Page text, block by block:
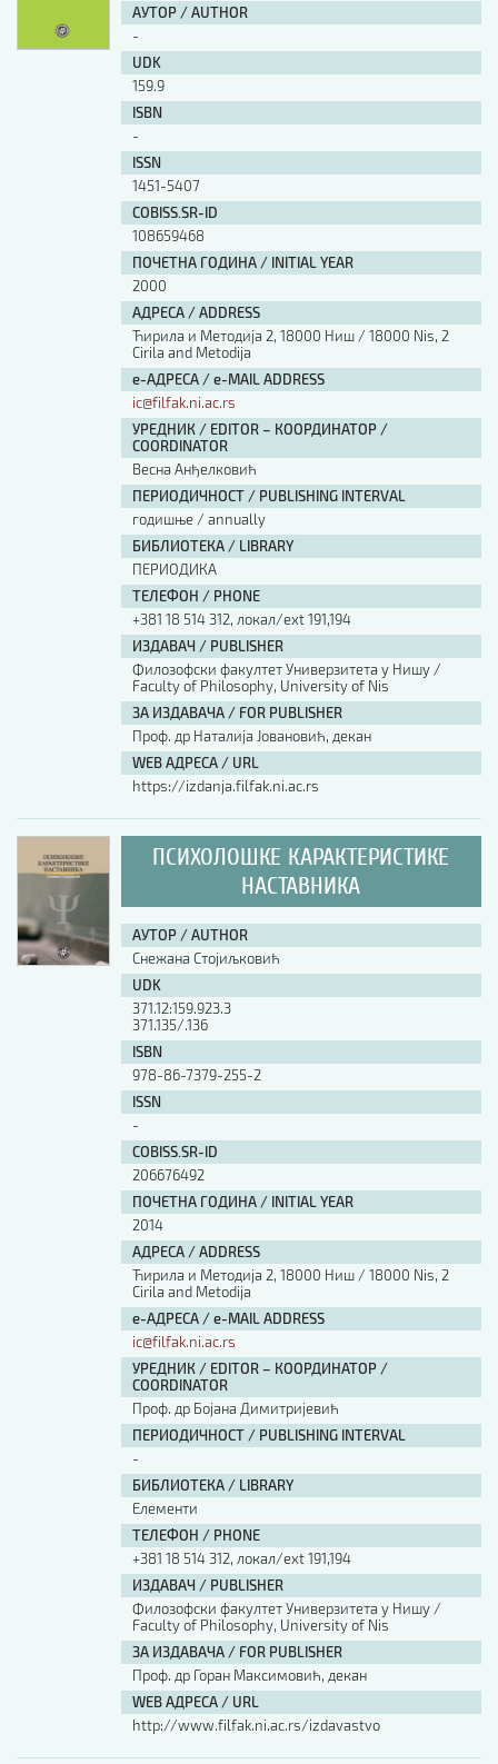
АУТОР / AUTHOR
-
UDK
159.9
ISBN
-
ISSN
1451-5407
COBISS.SR-ID
108659468
ПОЧЕТНА ГОДИНА / INITIAL YEAR
2000
АДРЕСА / ADDRESS
Ћирила и Методија 2, 18000 Ниш / 18000 Nis, 2
Cirila and Metodija
е-АДРЕСА / e-MAIL ADDRESS
ic@filfak.ni.ac.rs
УРЕДНИК / EDITOR – КООРДИНАТОР /
COORDINATOR
Весна Анђелковић
ПЕРИОДИЧНОСТ / PUBLISHING INTERVAL
годишње / annually
БИБЛИОТЕКА / LIBRARY
ПЕРИОДИКА
ТЕЛЕФОН / PHONE
+381 18 514 312, локал/ext 191,194
ИЗДАВАЧ / PUBLISHER
Филозофски факултет Универзитета у Нишу /
Faculty of Philosophy, University of Nis
ЗА ИЗДАВАЧА / FOR PUBLISHER
Проф. др Наталија Јовановић, декан
WEB АДРЕСА / URL
https://izdanja.filfak.ni.ac.rs
ПСИХОЛОШКЕ КАРАКТЕРИСТИКЕ
НАСТАВНИКА
АУТОР / AUTHOR
Снежана Стојиљковић
UDK
371.12:159.923.3
371.135/.136
ISBN
978-86-7379-255-2
ISSN
-
COBISS.SR-ID
206676492
ПОЧЕТНА ГОДИНА / INITIAL YEAR
2014
АДРЕСА / ADDRESS
Ћирила и Методија 2, 18000 Ниш / 18000 Nis, 2
Cirila and Metodija
е-АДРЕСА / e-MAIL ADDRESS
ic@filfak.ni.ac.rs
УРЕДНИК / EDITOR – КООРДИНАТОР /
COORDINATOR
Проф. др Бојана Димитријевић
ПЕРИОДИЧНОСТ / PUBLISHING INTERVAL
-
БИБЛИОТЕКА / LIBRARY
Елементи
ТЕЛЕФОН / PHONE
+381 18 514 312, локал/ext 191,194
ИЗДАВАЧ / PUBLISHER
Филозофски факултет Универзитета у Нишу /
Faculty of Philosophy, University of Nis
ЗА ИЗДАВАЧА / FOR PUBLISHER
Проф. др Горан Максимовић, декан
WEB АДРЕСА / URL
http://www.filfak.ni.ac.rs/izdavastvo